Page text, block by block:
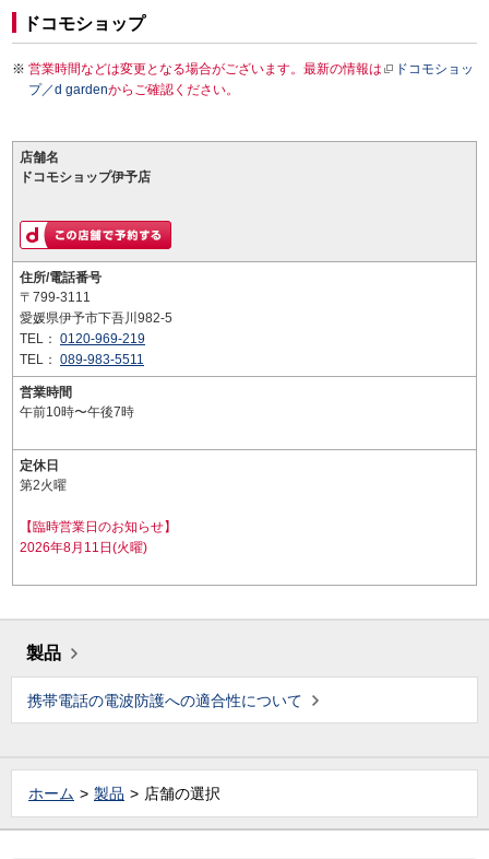
ドコモショップ
営業時間などは変更となる場合がございます。最新の情報は
ドコモショッ
プ／d gardenからご確認ください。
店舗名
ドコモショップ伊予店
住所/電話番号
〒799-3111
愛媛県伊予市下吾川982-5
TEL： 0120-969-219
TEL： 089-983-5511
営業時間
午前10時〜午後7時
定休日
第2火曜
【臨時営業日のお知らせ】
2026年8月11日(火曜)
製品
携帯電話の電波防護への適合性について
ホーム 製品 店舗の選択